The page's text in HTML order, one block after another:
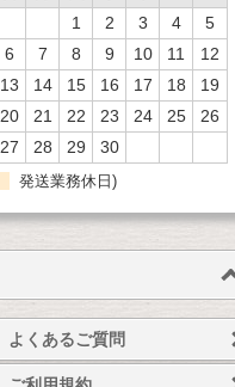
1
2 3 4
5
6
7 8 9 10 11
12
13
14 15 16 17 18
19
20
21 22 23 24 25
26
27
28 29 30
発送業務休日)
よくあるご質問